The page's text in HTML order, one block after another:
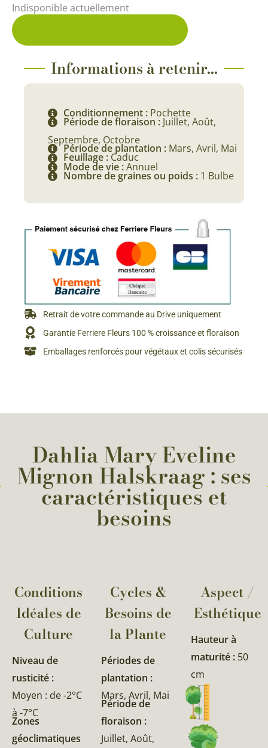
Indisponible actuellement
Informations à retenir...
Conditionnement : Pochette
Période de floraison : Juillet, Août,
Septembre, Octobre
Période de plantation : Mars, Avril, Mai
Feuillage : Caduc
Mode de vie :Annuel
Nombre de graines ou poids : 1 Bulbe
Retrait de votre commande au Drive uniquement
Garantie Ferriere Fleurs 100 % croissance et floraison
Emballages renforcés pour végétaux et colis sécurisés
Dahlia Mary Eveline
Mignon Halskraag : ses
caractéristiques et
besoins
Conditions
Idéales de
Culture
Niveau de
rusticité :
Moyen : de -2°C
à -7°C
Zones
géoclimatiques
Cycles &
Besoins de
la Plante​
Périodes de
plantation :
Mars, Avril, Mai
Période de
floraison :
Juillet, Août,
Aspect /
Esthétique
Hauteur à
maturité : 50
cm